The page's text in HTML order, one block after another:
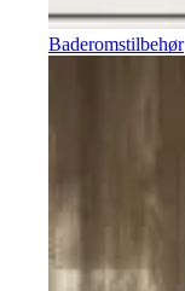
Baderomstilbehør